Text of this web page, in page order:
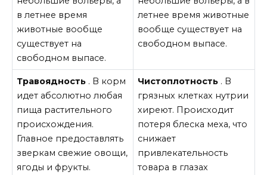
в летнее время
животные вообще
существует на
свободном выпасе.
летнее время животные
вообще существует на
свободном выпасе.
Травоядность . В корм
идет абсолютно любая
пища растительного
происхождения.
Главное предоставлять
зверкам свежие овощи,
ягоды и фрукты.
Чистоплотность . В
грязных клетках нутрии
хиреют. Происходит
потеря блеска меха, что
снижает
привлекательность
товара в глазах